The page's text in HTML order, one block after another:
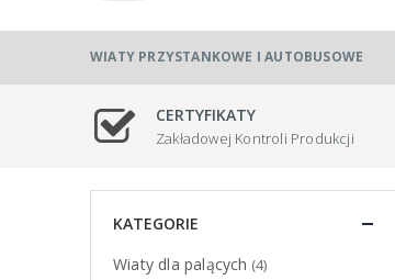
WIATY PRZYSTANKOWE I AUTOBUSOWE
CERTYFIKATY
Zakładowej Kontroli Produkcji
KATEGORIE
Wiaty dla palących (4)